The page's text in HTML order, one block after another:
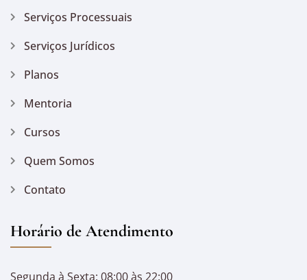
Serviços Processuais
Serviços Jurídicos
Planos
Mentoria
Cursos
Quem Somos
Contato
Horário de Atendimento
Segunda à Sexta: 08:00 às 22:00